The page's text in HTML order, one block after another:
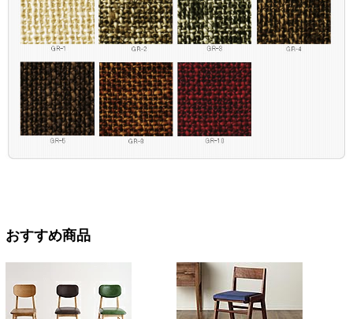
おすすめ商品